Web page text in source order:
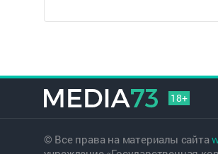
18+
© Все права на материалы сайта